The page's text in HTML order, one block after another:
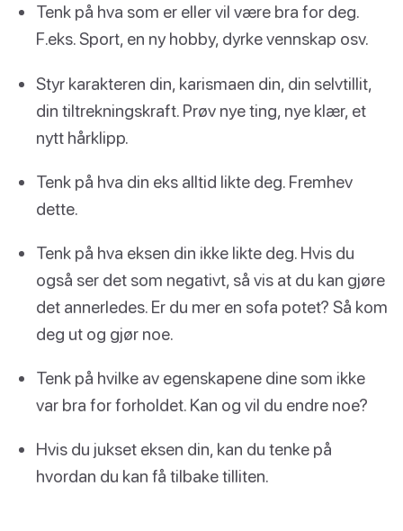
Tenk på hva som er eller vil være bra for deg.
F.eks. Sport, en ny hobby, dyrke vennskap osv.
Styr karakteren din, karismaen din, din selvtillit,
din tiltrekningskraft. Prøv nye ting, nye klær, et
nytt hårklipp.
Tenk på hva din eks alltid likte deg. Fremhev
dette.
Tenk på hva eksen din ikke likte deg. Hvis du
også ser det som negativt, så vis at du kan gjøre
det annerledes. Er du mer en sofa potet? Så kom
deg ut og gjør noe.
Tenk på hvilke av egenskapene dine som ikke
var bra for forholdet. Kan og vil du endre noe?
Hvis du jukset eksen din, kan du tenke på
hvordan du kan få tilbake tilliten.